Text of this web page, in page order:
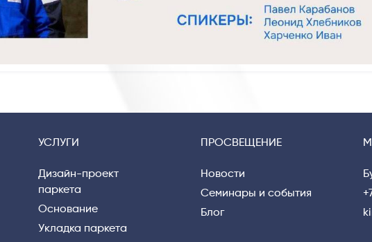
УСЛУГИ
Дизайн-проект
паркета
Основание
Укладка паркета
ПРОСВЕЩЕНИЕ
Новости
Семинары и события
Блог